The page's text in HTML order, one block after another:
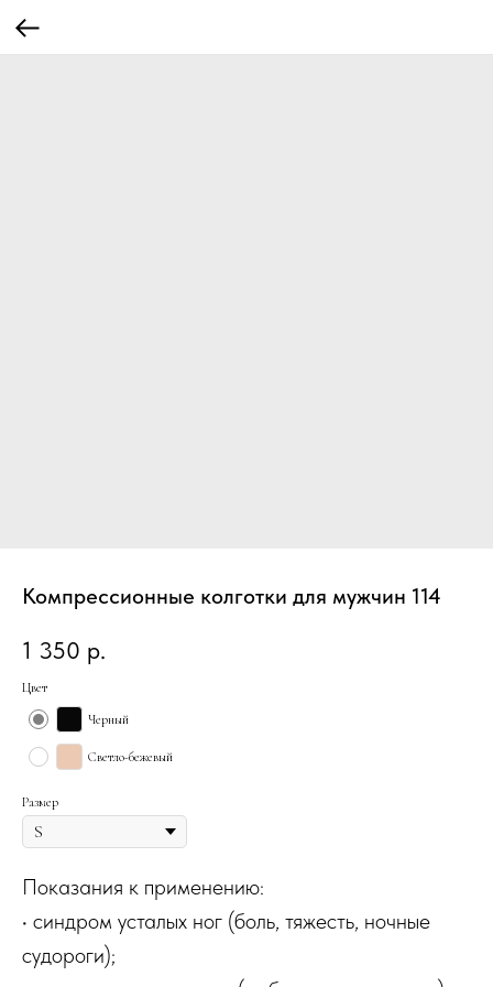
Компрессионные колготки для мужчин 114
1 350 р.
Цвет
Черный
Светло-бежевый
Размер
Показания к применению:
• синдром усталых ног (боль, тяжесть, ночные
судороги);